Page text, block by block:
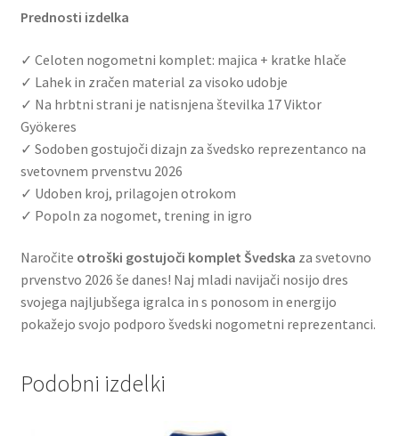
Prednosti izdelka
✓ Celoten nogometni komplet: majica + kratke hlače
✓ Lahek in zračen material za visoko udobje
✓ Na hrbtni strani je natisnjena številka 17 Viktor
Gyökeres
✓ Sodoben gostujoči dizajn za švedsko reprezentanco na
svetovnem prvenstvu 2026
✓ Udoben kroj, prilagojen otrokom
✓ Popoln za nogomet, trening in igro
Naročite otroški gostujoči komplet Švedska za svetovno
prvenstvo 2026 še danes! Naj mladi navijači nosijo dres
svojega najljubšega igralca in s ponosom in energijo
pokažejo svojo podporo švedski nogometni reprezentanci.
Podobni izdelki